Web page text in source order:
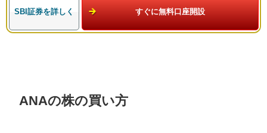
SBI証券を詳しく すぐに無料口座開設
ANAの株の買い方